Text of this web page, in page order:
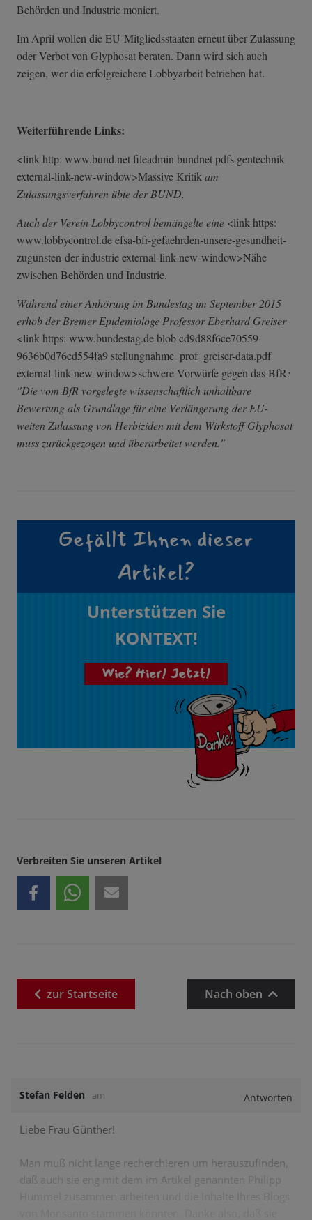
Behörden und Industrie moniert.
Im April wollen die EU-Mitgliedsstaaten erneut über Zulassung
oder Verbot von Glyphosat beraten. Dann wird sich auch
zeigen, wer die erfolgreichere Lobbyarbeit betrieben hat.
Weiterführende Links:
<link http: www.bund.net fileadmin bundnet pdfs gentechnik
external-link-n­ew-window>Massi­ve Kritik am
Zulassungsverfahren übte der BUND.
Auch der Verein Lobbycontrol bemängelte eine <link https:
www.lobbycontrol.de efsa-bfr-gefaeh­rden-unsere-ges­undheit-
zugunst­en-der-industri­e external-link-new-window>Nähe
zwischen Behörden und Industrie.
Während einer Anhörung im Bundestag im September 2015
erhob der Bremer Epidemiologe Professor Eberhard Greiser
<link https: www.bundestag.de blob cd9d88f6ce70559­
9636b0d76ed554f­a9 stellungnahme_p­rof_greiser-dat­a.pdf
external-link-n­ew-window>schwe­re Vorwürfe gegen das BfR:
"Die vom BfR vorgelegte wissenschaftlich unhaltbare
Bewertung als Grundlage für eine Verlängerung der EU-
weiten Zulassung von Herbiziden mit dem Wirkstoff Glyphosat
muss zurückgezogen und überarbeitet werden."
Gefällt Ihnen dieser
Artikel?
Unterstützen Sie
KONTEXT!
Wie? Hier! Jetzt!
Verbreiten Sie unseren Artikel
zurStartseite Nach oben
Stefan Felden am Antworten
Liebe Frau Günther!
Man muß nicht lange recherchieren um herauszufinden,
daß auch sie eng mit dem im Artikel genannten Philipp